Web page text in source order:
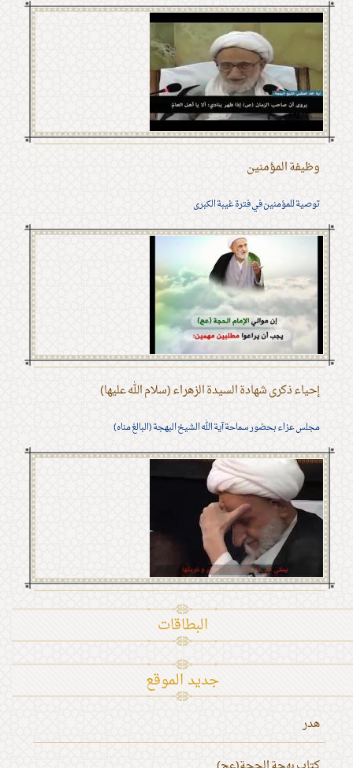
وظيفة المؤمنين
توصية للمؤمنين في فترة غيبة الكبرى
إحياء ذكرى شهادة السيدة الزهراء (سلام الله عليها)
مجلس عزاء بحضور سماحة آية الله الشيخ البهجة (البالغ مناه)
البطاقات
جديد الموقع
هدر